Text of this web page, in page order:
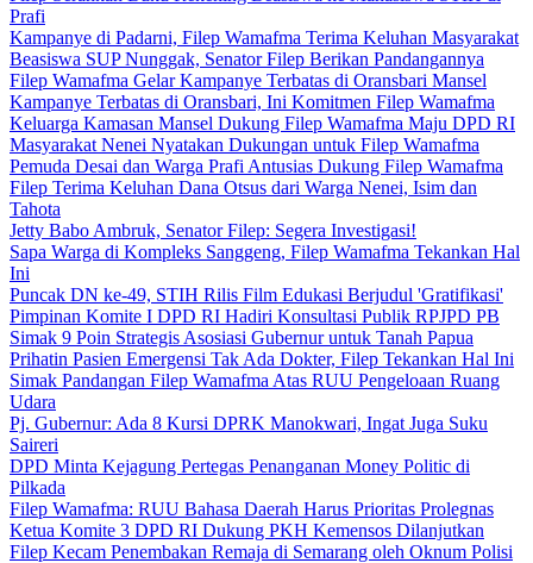
Prafi
Kampanye di Padarni, Filep Wamafma Terima Keluhan Masyarakat
Beasiswa SUP Nunggak, Senator Filep Berikan Pandangannya
Filep Wamafma Gelar Kampanye Terbatas di Oransbari Mansel
Kampanye Terbatas di Oransbari, Ini Komitmen Filep Wamafma
Keluarga Kamasan Mansel Dukung Filep Wamafma Maju DPD RI
Masyarakat Nenei Nyatakan Dukungan untuk Filep Wamafma
Pemuda Desai dan Warga Prafi Antusias Dukung Filep Wamafma
Filep Terima Keluhan Dana Otsus dari Warga Nenei, Isim dan
Tahota
Jetty Babo Ambruk, Senator Filep: Segera Investigasi!
Sapa Warga di Kompleks Sanggeng, Filep Wamafma Tekankan Hal
Ini
Puncak DN ke-49, STIH Rilis Film Edukasi Berjudul 'Gratifikasi'
Pimpinan Komite I DPD RI Hadiri Konsultasi Publik RPJPD PB
Simak 9 Poin Strategis Asosiasi Gubernur untuk Tanah Papua
Prihatin Pasien Emergensi Tak Ada Dokter, Filep Tekankan Hal Ini
Simak Pandangan Filep Wamafma Atas RUU Pengeloaan Ruang
Udara
Pj. Gubernur: Ada 8 Kursi DPRK Manokwari, Ingat Juga Suku
Saireri
DPD Minta Kejagung Pertegas Penanganan Money Politic di
Pilkada
Filep Wamafma: RUU Bahasa Daerah Harus Prioritas Prolegnas
Ketua Komite 3 DPD RI Dukung PKH Kemensos Dilanjutkan
Filep Kecam Penembakan Remaja di Semarang oleh Oknum Polisi